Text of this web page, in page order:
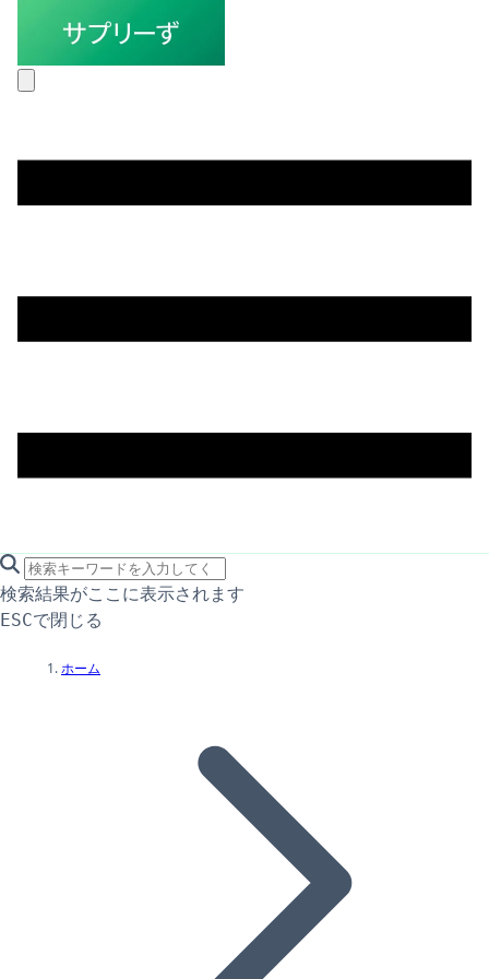
search icon
サイト内検索
検索結果がここに表示されます
ESCで閉じる
ホーム